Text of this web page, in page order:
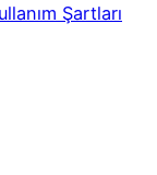
Şartları